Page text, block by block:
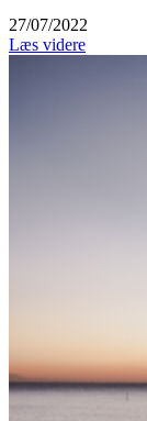
27/07/2022
Læs videre